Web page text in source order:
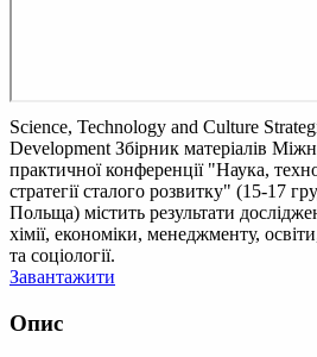
Science, Technology and Culture
Development Збірник матеріалів
практичної конференції "Наука,
стратегії сталого розвитку" (15-17
Польща) містить результати
хімії, економіки, менеджменту,
та соціології.
Завантажити
Опис